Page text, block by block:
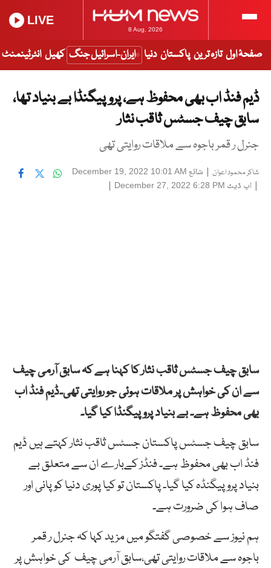
8 Aug, 2026
LIVE
صفحۂ اول تازہ ترین پاکستان دنیا ایران-اسرائیل جنگ کھیل انٹرٹینمنٹ
ڈیم فنڈ اب بھی محفوظ ہے، پروپیگنڈا بے بنیاد تھا،
سابق چیف جسٹس ثاقب نثار
جنرل ر قمر باجوہ سے ملاقات روایتی تھی
شاکر محمود اعوان | شائع December 19, 2022 10:01 AM
| اپ ڈیٹ December 27, 2022 6:28 PM
|
سابق چیف جسٹس ثاقب نثار کا کہنا ہے کہ سابق آرمی چیف
سے ان کی خواہش پر ملاقات ہوئی جو روایتی تھی۔ڈیم فنڈ اب
بھی محفوظ ہے۔ بے بنیاد پروپیگنڈا کیا گیا۔
سابق چیف جسٹس پاکستان جسٹس ثاقب نثار کہتے ہیں ڈیم
فنڈ اب بھی محفوظ ہے۔ فنڈز کےبارے ان سے متعلق بے
بنیاد پروپیگنڈہ کیا گیا۔ پاکستان تو کیا پوری دنیا کو پانی اور
صاف ہوا کی ضرورت ہے۔
ہم نیوز سے خصوصی گفتگو میں مزید کہا کہ جنرل ر قمر
باجوہ سے ملاقات روایتی تھی،سابق آرمی چیف کی خواہش پر